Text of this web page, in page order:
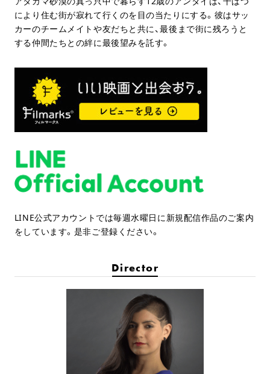
により住む街が寂れて行くのを目の当たりにする。彼はサッ
カーのチームメイトや友だちと共に、最後まで街に残ろうと
する仲間たちとの絆に最後望みを託す。
LINE公式アカウントでは毎週水曜日に新規配信作品のご案内
をしています。是非ご登録ください。
Director